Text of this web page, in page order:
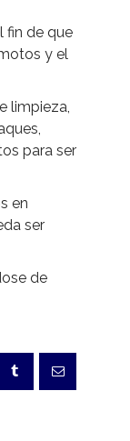
fin de que
y el
limpieza,
para ser
en
ser
de